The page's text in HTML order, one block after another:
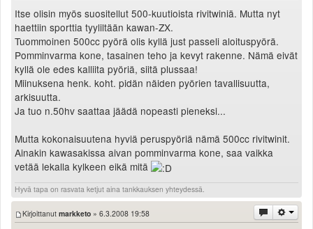
Itse olisin myös suositellut 500-kuutioista rivitwiniä. Mutta nyt
haettiin sporttia tyyliltään kawan-ZX.
Tuommoinen 500cc pyörä olis kyllä just passeli aloituspyörä.
Pomminvarma kone, tasainen teho ja kevyt rakenne. Nämä eivät
kyllä ole edes kalliita pyöriä, siitä plussaa!
Miinuksena henk. koht. pidän näiden pyörien tavallisuutta,
arkisuutta.
Ja tuo n.50hv saattaa jäädä nopeasti pieneksi...
Mutta kokonaisuutena hyviä peruspyöriä nämä 500cc rivitwinit.
Ainakin kawasakissa aivan pomminvarma kone, saa vaikka
vetää lekalla kylkeen eikä mitä
Hyvä tapa on rasvata ketjut aina tankkauksen yhteydessä.
Kirjoittanut markketo » 6.3.2008 19:58